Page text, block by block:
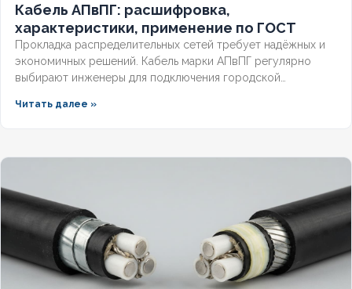
Кабель АПвПГ: расшифровка,
характеристики, применение по ГОСТ
Прокладка распределительных сетей требует надёжных и
экономичных решений. Кабель марки АПвПГ регулярно
выбирают инженеры для подключения городской
Читать далее »